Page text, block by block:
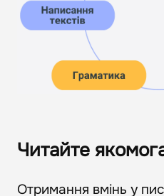
Читайте
Отримання вмінь у